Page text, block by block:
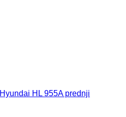
Hyundai HL 955A prednji